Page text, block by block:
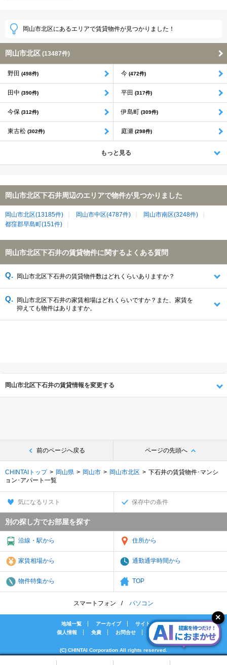
岡山市北区にあるエリアで賃貸物件が見つかりました！
岡山市北区 (13487件)
野田 (498件) 今 (472件)
田中 (390件) 平田 (317件)
今保 (312件) 伊島町 (309件)
東古松 (302件) 庭瀬 (298件)
もっと見る
岡山市北区下石井周辺のエリアで物件が見つかりました
岡山市北区(13185件) 岡山市中区(4787件)
岡山市南区(3248件)
都窪郡早島町(151件)
岡山市北区下石井の賃貸物件に関するよくある質問
岡山市北区下石井の賃貸物件数はどれくらいありますか？
岡山市北区下石井の家賃相場はどれくらいですか？また、家賃を
抑えても物件はありますか。
岡山市北区下石井の賃貸情報を変更する
前のページへ戻る ページの先頭へ
CHINTAIトップ 岡山県 岡山市 岡山市北区
下石井の賃貸物件･マンシ
ョン･アパート一覧
気になるリスト 保存中の条件
別の探し方でお部屋を探す
沿線・駅から 住所から
家賃相場から 通勤通学時間から
物件特集から TOP
スマートフォン パソコン
地域一覧 アーカイブ
サイトマップ
個人情報
免責 お問合せ 会社案内
(C) CHINTAI Corporation All rights reserved.